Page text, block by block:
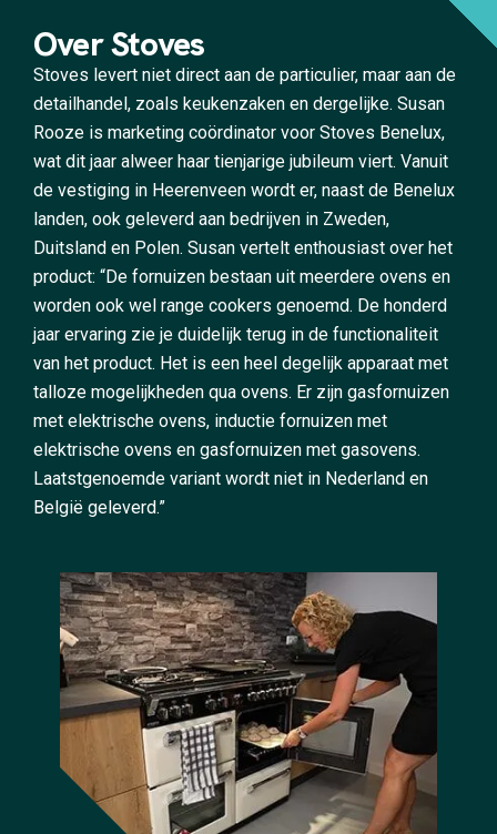
Over Stoves
Stoves levert niet direct aan de particulier, maar aan de
detailhandel, zoals keukenzaken en dergelijke. Susan
Rooze is marketing coördinator voor Stoves Benelux,
wat dit jaar alweer haar tienjarige jubileum viert. Vanuit
de vestiging in Heerenveen wordt er, naast de Benelux
landen, ook geleverd aan bedrijven in Zweden,
Duitsland en Polen. Susan vertelt enthousiast over het
product: “De fornuizen bestaan uit meerdere ovens en
worden ook wel range cookers genoemd. De honderd
jaar ervaring zie je duidelijk terug in de functionaliteit
van het product. Het is een heel degelijk apparaat met
talloze mogelijkheden qua ovens. Er zijn gasfornuizen
met elektrische ovens, inductie fornuizen met
elektrische ovens en gasfornuizen met gasovens.
Laatstgenoemde variant wordt niet in Nederland en
België geleverd.”